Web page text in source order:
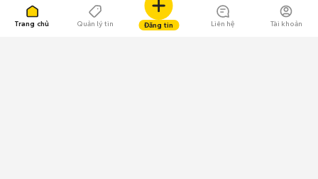
Trang chủ Quản lý tin Đăng tin Liên hệ Tài khoản